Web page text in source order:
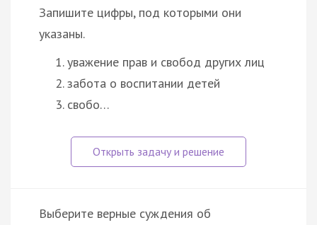
Запишите цифры, под которыми они
указаны.
уважение прав и свобод других лиц
забота о воспитании детей
свобо…
Выберите верные суждения об